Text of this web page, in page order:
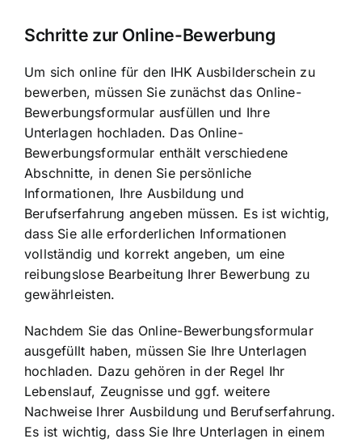
Schritte zur Online-Bewerbung
Um sich online für den IHK Ausbilderschein zu
bewerben, müssen Sie zunächst das Online-
Bewerbungsformular ausfüllen und Ihre
Unterlagen hochladen. Das Online-
Bewerbungsformular enthält verschiedene
Abschnitte, in denen Sie persönliche
Informationen, Ihre Ausbildung und
Berufserfahrung angeben müssen. Es ist wichtig,
dass Sie alle erforderlichen Informationen
vollständig und korrekt angeben, um eine
reibungslose Bearbeitung Ihrer Bewerbung zu
gewährleisten.
Nachdem Sie das Online-Bewerbungsformular
ausgefüllt haben, müssen Sie Ihre Unterlagen
hochladen. Dazu gehören in der Regel Ihr
Lebenslauf, Zeugnisse und ggf. weitere
Nachweise Ihrer Ausbildung und Berufserfahrung.
Es ist wichtig, dass Sie Ihre Unterlagen in einem